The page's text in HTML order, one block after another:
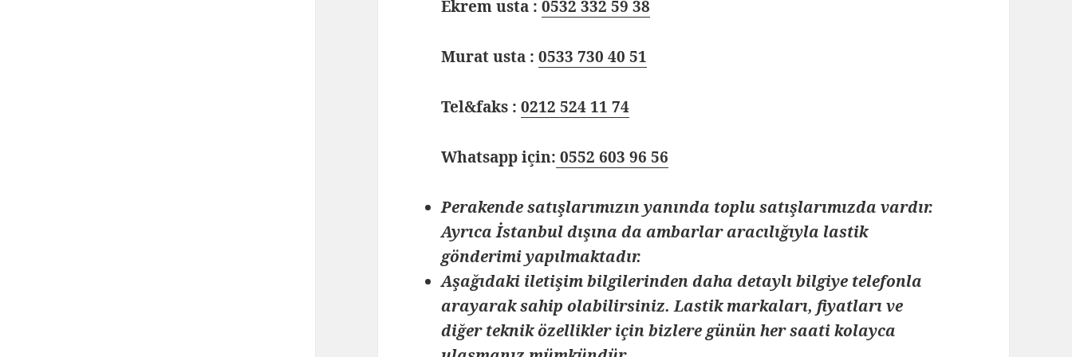
Ekrem usta :0532 332 59 38
Murat usta :0533 730 40 51
Tel&faks :0212 524 11 74
Whatsapp için: 0552 603 96 56
Perakende satışlarımızın yanında toplu satışlarımızda vardır.
Ayrıca İstanbul dışına da ambarlar aracılığıyla lastik
gönderimi yapılmaktadır.
Aşağıdaki iletişim bilgilerinden daha detaylı bilgiye telefonla
arayarak sahip olabilirsiniz. Lastik markaları, fiyatları ve
diğer teknik özellikler için bizlere günün her saati kolayca